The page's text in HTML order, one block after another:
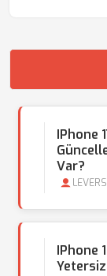
IPhone
Var?
IPhone
Yetersiz